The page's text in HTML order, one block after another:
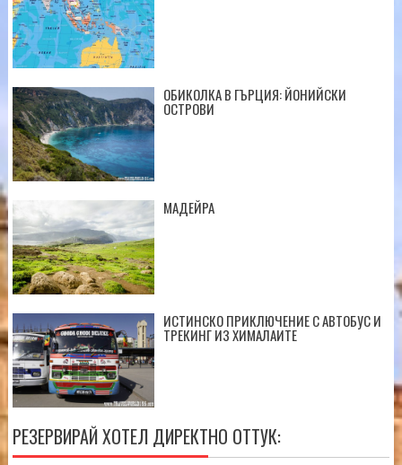
ОБИКОЛКА В ГЪРЦИЯ: ЙОНИЙСКИ
ОСТРОВИ
МАДЕЙРА
ИСТИНСКО ПРИКЛЮЧЕНИЕ С АВТОБУС И
ТРЕКИНГ ИЗ ХИМАЛАИТЕ
РЕЗЕРВИРАЙ ХОТЕЛ ДИРЕКТНО ОТТУК: